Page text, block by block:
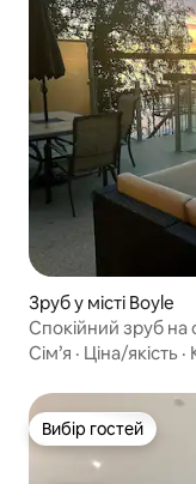
Зруб у місті Boyle
Спокійний зруб на
Сім’я · Ціна/якість ·
Вибір гостей
Вибір гостей